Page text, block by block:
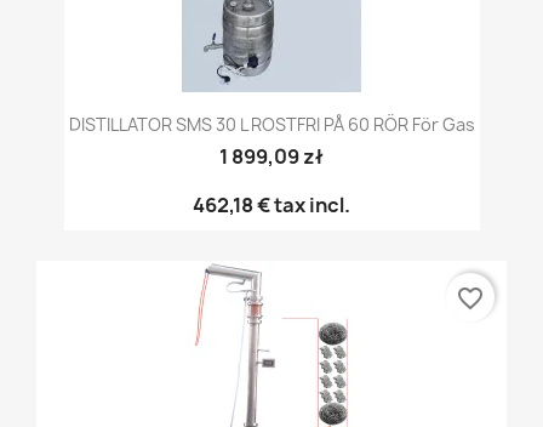
DISTILLATOR SMS 30 L ROSTFRI PÅ 60 RÖR För Gas
1 899,09 zł
462,18 €tax incl.
favorite_border